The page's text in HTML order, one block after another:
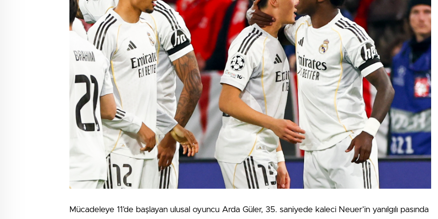
Mücadeleye 11’de başlayan ulusal oyuncu Arda Güler, 35. saniyede kaleci Neuer’in yanılgılı pasında